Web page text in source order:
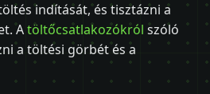
indítását, és tisztázni a
Atöltőcsatlakozókról szóló
a töltési görbét és a